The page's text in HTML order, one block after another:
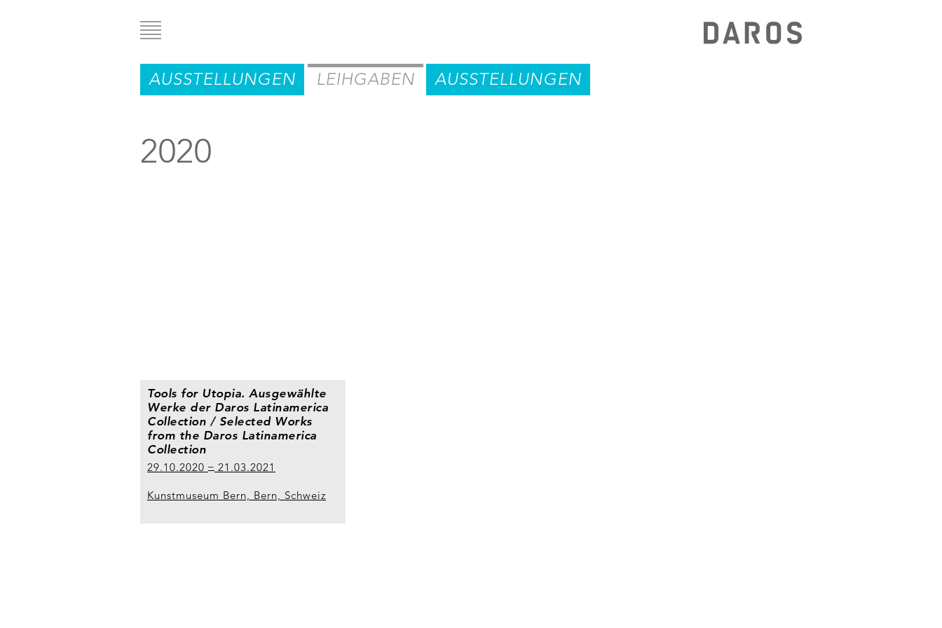
AUSSTELLUNGEN LEIHGABEN AUSSTELLUNGEN
2020
Tools for Utopia. Ausgewählte
Werke der Daros Latinamerica
Collection / Selected Works
from the Daros Latinamerica
Collection
29.10.2020 21.03.2021
Kunstmuseum Bern, Bern, Schweiz